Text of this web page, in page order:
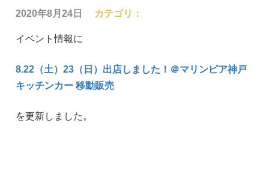
2020年8月24日 カテゴリ：
イベント情報に
8.22（土）23（日）出店しました！＠マリンピア神戸
キッチンカー 移動販売
を更新しました。